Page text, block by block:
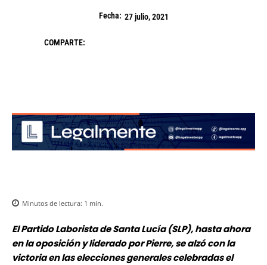
Fecha: 27 julio, 2021
COMPARTE:
Minutos de lectura: 1 min.
El Partido Laborista de Santa Lucía (SLP), hasta ahora
en la oposición y liderado por Pierre, se alzó con la
victoria en las elecciones generales celebradas el